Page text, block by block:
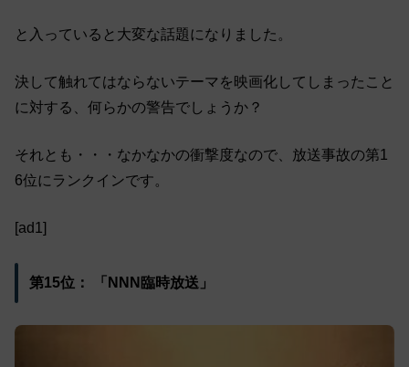
と入っていると大変な話題になりました。
決して触れてはならないテーマを映画化してしまったこと
に対する、何らかの警告でしょうか？
それとも・・・なかなかの衝撃度なので、放送事故の第1
6位にランクインです。
[ad1]
第15位： 「NNN臨時放送」